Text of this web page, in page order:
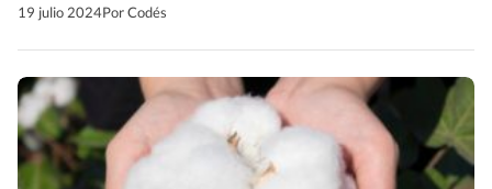
consumidores, porque tiene el poder de promover los valores y
19 julio 2024Por Codés